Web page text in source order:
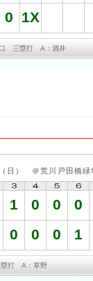
0 1X
口 三塁打 A：酒井
日） ＠荒川戸田橋緑
1 0 0 0
0 0 0 1
打 A：草野